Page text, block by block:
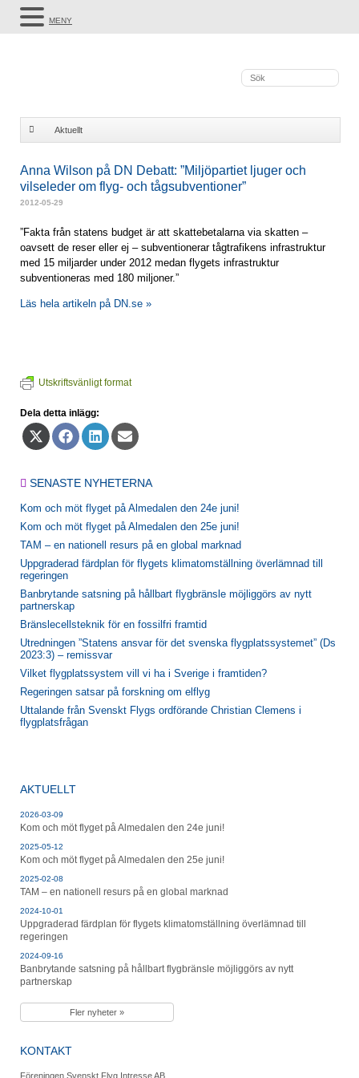
Aktuellt
tågsubventioner"
Anna Wilson på DN Debatt: ”Miljöpartiet ljuger och
vilseleder om flyg- och tågsubventioner”
2012-05-29
”Fakta från statens budget är att skattebetalarna via skatten –
oavsett de reser eller ej – subventionerar tågtrafikens infrastruktur
med 15 miljarder under 2012 medan flygets infrastruktur
subventioneras med 180 miljoner.”
Läs hela artikeln på DN.se »
Utskriftsvänligt format
Dela detta inlägg:
Dela
på
Dela
på
Dela
på
Dela
på
SENASTE NYHETERNA
Kom och möt flyget på Almedalen den 24e juni!
Kom och möt flyget på Almedalen den 25e juni!
TAM – en nationell resurs på en global marknad
Uppgraderad färdplan för flygets klimatomställning överlämnad till
regeringen
Banbrytande satsning på hållbart flygbränsle möjliggörs av nytt
partnerskap
Bränslecellsteknik för en fossilfri framtid
Utredningen ”Statens ansvar för det svenska flygplatssystemet” (Ds
2023:3) – remissvar
Vilket flygplatssystem vill vi ha i Sverige i framtiden?
Regeringen satsar på forskning om elflyg
Uttalande från Svenskt Flygs ordförande Christian Clemens i
flygplatsfrågan
AKTUELLT
2026-03-09
Kom och möt flyget på Almedalen den 24e juni!
2025-05-12
Kom och möt flyget på Almedalen den 25e juni!
2025-02-08
TAM – en nationell resurs på en global marknad
2024-10-01
Uppgraderad färdplan för flygets klimatomställning överlämnad till
regeringen
2024-09-16
Banbrytande satsning på hållbart flygbränsle möjliggörs av nytt
partnerskap
Fler nyheter »
KONTAKT
Föreningen Svenskt Flyg Intresse AB
MENY